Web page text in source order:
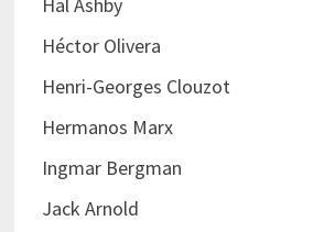
Héctor Olivera
Henri-Georges Clouzot
Hermanos Marx
Ingmar Bergman
Jack Arnold